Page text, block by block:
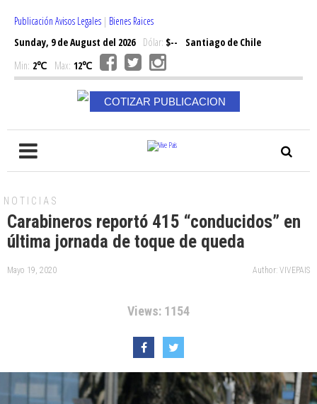
Publicación Avisos Legales | Bienes Raices
Sunday, 9 de August del 2026Dólar: $--
Santiago de Chile
Min: 2℃ Max: 12℃
COTIZAR PUBLICACION
NOTICIAS
Carabineros reportó 415 “conducidos” en
última jornada de toque de queda
Mayo 19, 2020 Author: VIVEPAIS
Views: 1154